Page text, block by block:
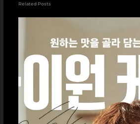
Related Posts